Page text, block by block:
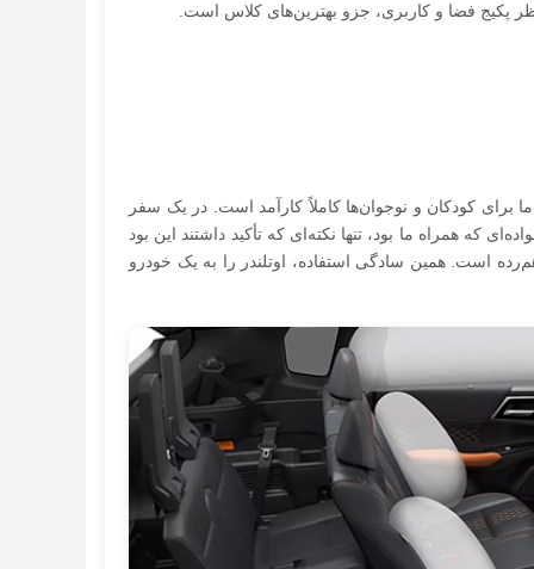
پکیج فضا و کاربری، جزو بهترین‌های کلاس است.
اما برای کودکان و نوجوان‌ها کاملاً کارآمد است. در یک سفر
که همراه ما بود، تنها نکته‌ای که تأکید داشتند این بود
است. همین سادگی استفاده، اوتلندر را به یک خودرو